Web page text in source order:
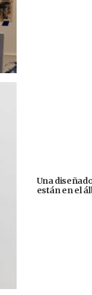
Una
están en el